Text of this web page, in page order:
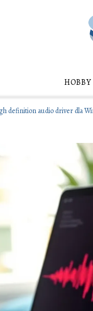
HOBBY
definition audio driver dla